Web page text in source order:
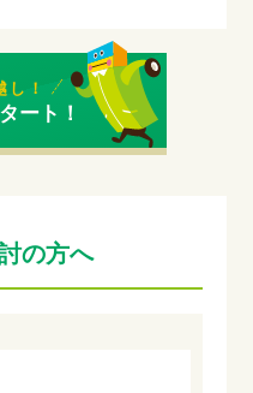
！
ート！
の方へ